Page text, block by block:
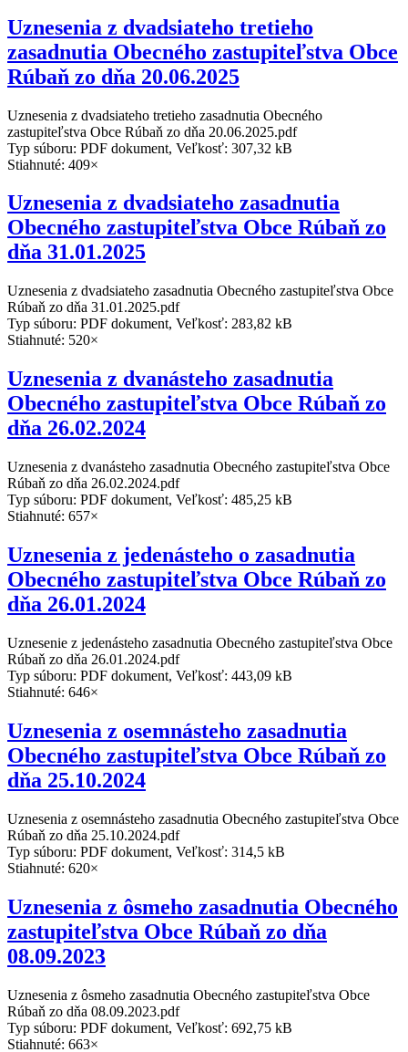
Uznesenia z dvadsiateho tretieho
zasadnutia Obecného zastupiteľstva Obce
Rúbaň zo dňa 20.06.2025
Uznesenia z dvadsiateho tretieho zasadnutia Obecného
zastupiteľstva Obce Rúbaň zo dňa 20.06.2025.pdf
Typ súboru: PDF dokument, Veľkosť: 307,32 kB
Stiahnuté: 409×
Uznesenia z dvadsiateho zasadnutia
Obecného zastupiteľstva Obce Rúbaň zo
dňa 31.01.2025
Uznesenia z dvadsiateho zasadnutia Obecného zastupiteľstva Obce
Rúbaň zo dňa 31.01.2025.pdf
Typ súboru: PDF dokument, Veľkosť: 283,82 kB
Stiahnuté: 520×
Uznesenia z dvanásteho zasadnutia
Obecného zastupiteľstva Obce Rúbaň zo
dňa 26.02.2024
Uznesenia z dvanásteho zasadnutia Obecného zastupiteľstva Obce
Rúbaň zo dňa 26.02.2024.pdf
Typ súboru: PDF dokument, Veľkosť: 485,25 kB
Stiahnuté: 657×
Uznesenia z jedenásteho o zasadnutia
Obecného zastupiteľstva Obce Rúbaň zo
dňa 26.01.2024
Uznesenie z jedenásteho zasadnutia Obecného zastupiteľstva Obce
Rúbaň zo dňa 26.01.2024.pdf
Typ súboru: PDF dokument, Veľkosť: 443,09 kB
Stiahnuté: 646×
Uznesenia z osemnásteho zasadnutia
Obecného zastupiteľstva Obce Rúbaň zo
dňa 25.10.2024
Uznesenia z osemnásteho zasadnutia Obecného zastupiteľstva Obce
Rúbaň zo dňa 25.10.2024.pdf
Typ súboru: PDF dokument, Veľkosť: 314,5 kB
Stiahnuté: 620×
Uznesenia z ôsmeho zasadnutia Obecného
zastupiteľstva Obce Rúbaň zo dňa
08.09.2023
Uznesenia z ôsmeho zasadnutia Obecného zastupiteľstva Obce
Rúbaň zo dňa 08.09.2023.pdf
Typ súboru: PDF dokument, Veľkosť: 692,75 kB
Stiahnuté: 663×